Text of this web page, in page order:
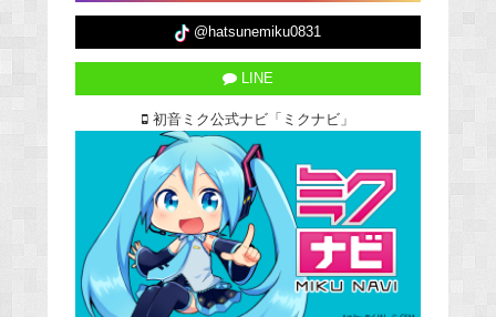
@hatsunemiku0831
LINE
初音ミク公式ナビ「ミクナビ」